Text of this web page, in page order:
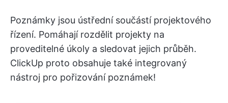
Poznámky jsou ústřední součástí projektového
řízení. Pomáhají rozdělit projekty na
proveditelné úkoly a sledovat jejich průběh.
ClickUp proto obsahuje také integrovaný
nástroj pro pořizování poznámek!